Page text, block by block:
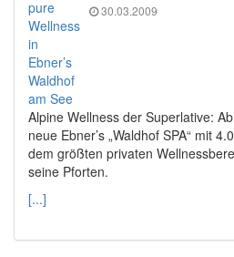
30.03.2009
Alpine Wellness der Superlative:
neue Ebner’s „Waldhof SPA“ mit
dem größten privaten
seine Pforten.
[...]